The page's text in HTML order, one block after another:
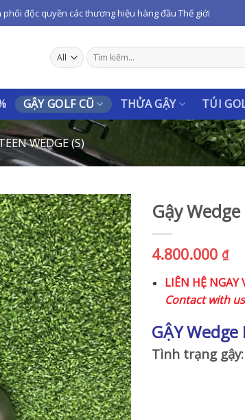
độc quyền các thương hiệu hàng đầu Thế giới
Tìm
kiếm:
GẬY GOLF CŨ THỬA GẬY TÚI
WEDGE (S)
Gậy Wedge
4.800.000 ₫
LIÊN HỆ
Contact with
GẬY Wedge
Tình trạng